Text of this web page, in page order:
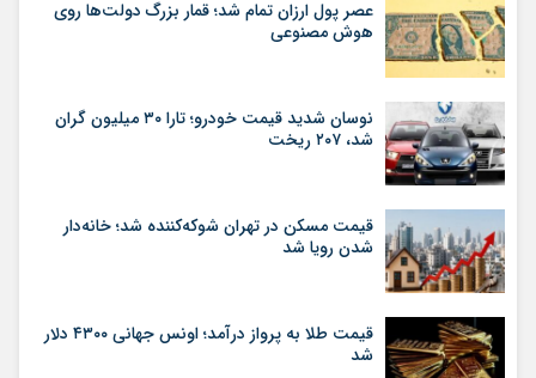
عصر پول ارزان تمام شد؛ قمار بزرگ دولت‌ها روی
هوش مصنوعی
نوسان شدید قیمت خودرو؛ تارا ۳۰ میلیون گران
شد، ۲۰۷ ریخت
قیمت مسکن در تهران شوکه‌کننده شد؛ خانه‌دار
شدن رویا شد
قیمت طلا به پرواز درآمد؛ اونس جهانی ۴۳۰۰ دلار
شد